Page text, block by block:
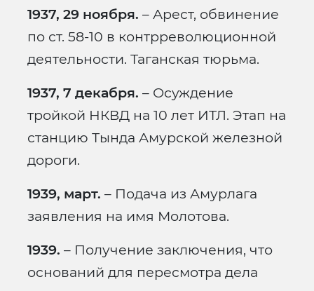
1937, 29 ноября. – Арест, обвинение
по ст. 58-10 в контрреволюционной
деятельности. Таганская тюрьма.
1937, 7 декабря. – Осуждение
тройкой НКВД на 10 лет ИТЛ. Этап на
станцию Тында Амурской железной
дороги.
1939, март. – Подача из Амурлага
заявления на имя Молотова.
1939. – Получение заключения, что
оснований для пересмотра дела